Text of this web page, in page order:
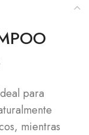
para
mientras